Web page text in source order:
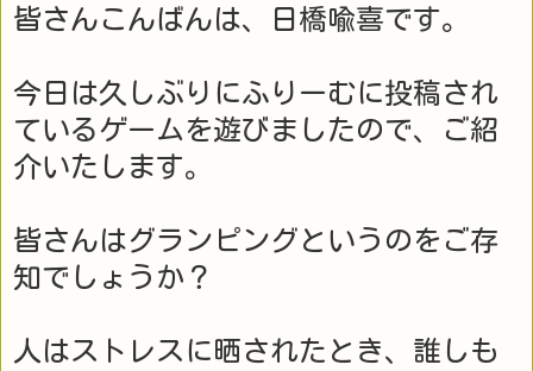
皆さんこんばんは、日橋喩喜です。
今日は久しぶりにふりーむに投稿され
ているゲームを遊びましたので、ご紹
介いたします。
皆さんはグランピングというのをご存
知でしょうか？
人はストレスに晒されたとき、誰しも